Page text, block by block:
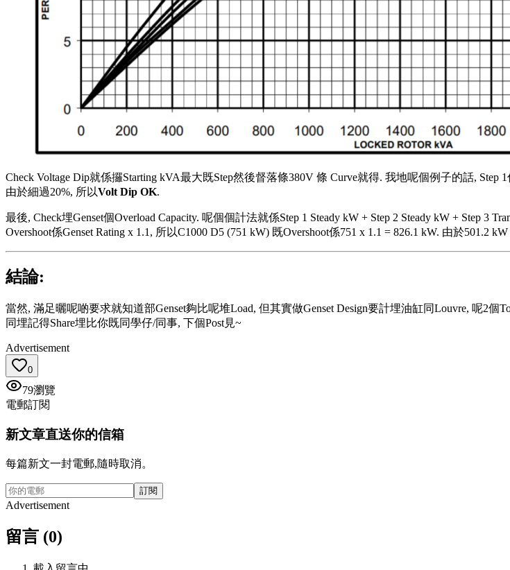
Check Voltage Dip就係攞Starting kVA最大既Step然後督落條380V 條 Curve就得. 我地呢個例子的話,
由於細過20%, 所以Volt Dip OK.
最後, Check埋Genset個Overload Capacity. 呢個個計法就係Step 1 Steady kW + Step 2 Steady kW + Step 3
Overshoot係Genset Rating x 1.1, 所以C1000 D5 (751 kW) 既Overshoot係751 x 1.1 = 826.1 kW. 由於501.2
結論:
當然, 滿足曬呢啲要求就知道部Genset夠比呢堆Load, 但其實做Genset Design要計埋油缸同Louvre, 呢2
同埋記得Share埋比你既同學仔/同事, 下個Post見~
Advertisement
0
79瀏覽
電郵訂閱
新文章直送你的信箱
每篇新文一封電郵,隨時取消。
訂閱
Advertisement
留言 (0)